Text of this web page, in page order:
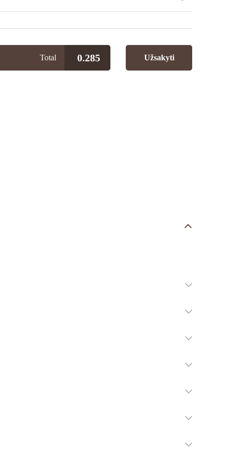
Total 0.285 Užsakyti